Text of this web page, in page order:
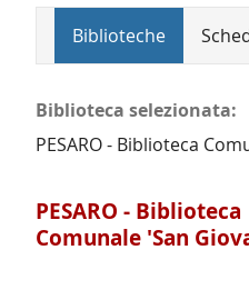
Biblioteche
Biblioteca selezionata:
PESARO - Biblioteca
PESARO - Biblioteca
Comunale 'San